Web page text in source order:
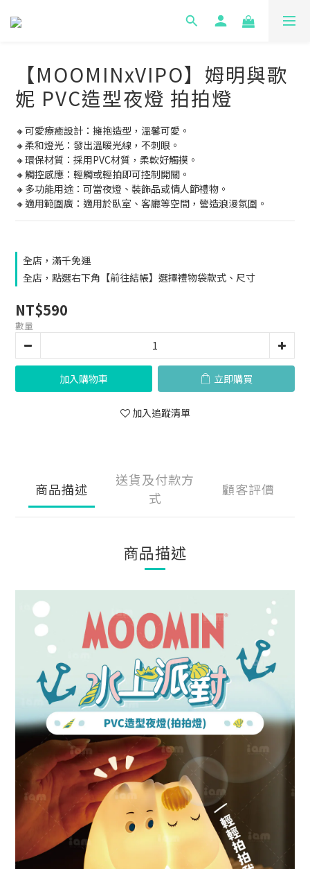
【MOOMINxVIPO】姆明與歌
妮 PVC造型夜燈 拍拍燈
🔸可愛療癒設計：擁抱造型，溫馨可愛。
🔸柔和燈光：發出溫暖光線，不刺眼。
🔸環保材質：採用PVC材質，柔軟好觸摸。
🔸觸控感應：輕觸或輕拍即可控制開關。
🔸多功能用途：可當夜燈、裝飾品或情人節禮物。
🔸適用範圍廣：適用於臥室、客廳等空間，營造浪漫氛圍。
全店，滿千免運
全店，點選右下角【前往結帳】選擇禮物袋款式、尺寸
NT$590
數量
加入購物車 立即購買
加入追蹤清單
商品描述
送貨及付款方
式
顧客評價
商品描述